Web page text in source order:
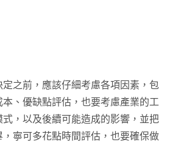
之前，應該仔細考慮各項因素，包
、優缺點評估，也要考慮產業的工
，以及後續可能造成的影響，並把
寧可多花點時間評估，也要確保做